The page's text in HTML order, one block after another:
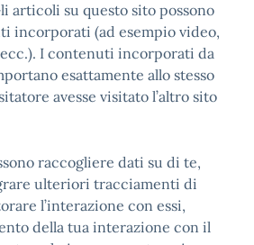
articoli su questo sito possono
incorporati (ad esempio video,
I contenuti incorporati da
esattamente allo stesso
avesse visitato l’altro sito
raccogliere dati su di te,
ulteriori tracciamenti di
l’interazione con essi,
della tua interazione con il